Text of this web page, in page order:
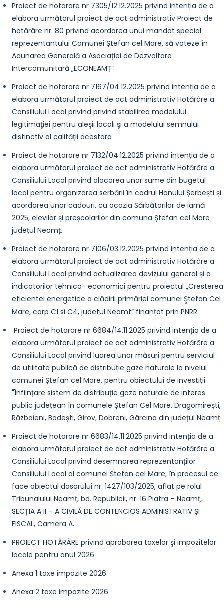
Proiect de hotarare nr 7305/12.12.2025 privind intenția de a
elabora următorul proiect de act administrativ Proiect de
hotărâre nr. 80 privind acordarea unui mandat special
reprezentantului Comunei Ștefan cel Mare, să voteze în
Adunarea Generală a Asociației de Dezvoltare
Intercomunitară „ECONEAMȚ”
Proiect de hotarare nr 7167/04.12.2025 privind intenția de a
elabora următorul proiect de act administrativ Hotărâre a
Consiliului Local privind privind stabilirea modelului
legitimaţiei pentru aleşii locali şi a modelului semnului
distinctiv al calităţii acestora
Proiect de hotarare nr 7132/04.12.2025 privind intenția de a
elabora următorul proiect de act administrativ Hotărâre a
Consiliului Local privind alocarea unor sume din bugetul
local pentru organizarea serbării în cadrul Hanului Șerbești și
acordarea unor cadouri, cu ocazia Sărbătorilor de iarnă
2025, elevilor și preșcolarilor din comuna Ștefan cel Mare
județul Neamț.
Proiect de hotarare nr 7106/03.12.2025 privind intenția de a
elabora următorul proiect de act administrativ Hotărâre a
Consiliului Local privind actualizarea devizului general și a
indicatorilor tehnico- economici pentru proiectul „Cresterea
eficientei energetice a clădirii primăriei comunei Ştefan Cel
Mare, corp C1 si C4, judetul Neamt” finanțat prin PNRR.
Proiect de hotarare nr 6684/14.11.2025 privind intenția de a
elabora următorul proiect de act administrativ Hotărâre a
Consiliului Local privind luarea unor măsuri pentru serviciul
de utilitate publică de distribuție gaze naturale la nivelul
comunei Ștefan cel Mare, pentru obiectului de investiții
"Înființare sistem de distribuție gaze naturale de interes
public județean în comunele Ștefan Cel Mare, Dragomirești,
Războieni, Bodești, Girov, Dobreni, Gârcina din județul Neamț
Proiect de hotarare nr 6683/14.11.2025 privind intenția de a
elabora următorul proiect de act administrativ Hotărâre a
Consiliului Local privind desemnarea reprezentanților
Consiliului Local al comunei Ștefan cel Mare, în procesul ce
face obiectul dosarului nr. 1427/103/2025, aflat pe rolul
Tribunalului Neamț, bd. Republicii, nr. 16 Piatra – Neamț,
SECȚIA A II – A CIVILĂ DE CONTENCIOS ADMINISTRATIV ȘI
FISCAL, Camera A.
PROIECT HOTĂRÂRE privind aprobarea taxelor şi impozitelor
locale pentru anul 2026
Anexa 1 taxe impozite 2026
Anexa 2 taxe impozite 2026